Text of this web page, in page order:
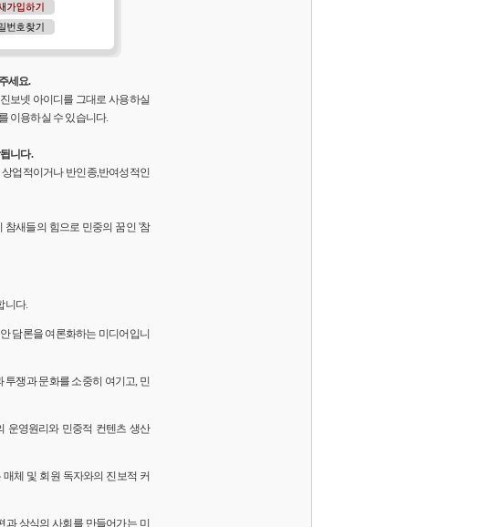
세요.
보넷 아이디를 그대로 사용하실
이용하실 수 있습니다.
니다.
업적이거나 반인종,반여성적인
참새들의 힘으로 민중의 꿈인 '참
니다.
담론을 여론화하는 미디어입니
투쟁과 문화를 소중히 여기고, 민
운영원리와 민중적 컨텐츠 생산
체 및 회원 독자와의 진보적 커
상식의 사회를 만들어가는 미